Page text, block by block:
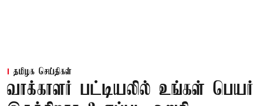
தமிழக செய்திகள்
வாக்காளர் பட்டியலில் உங்கள் பெயர்